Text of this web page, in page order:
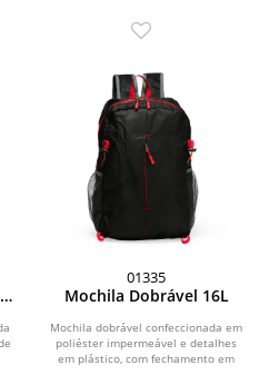
01335
Mochila Dobrável 16L
Mochila dobrável confeccionada em
poliéster impermeável e detalhes
em plástico, com fechamento em